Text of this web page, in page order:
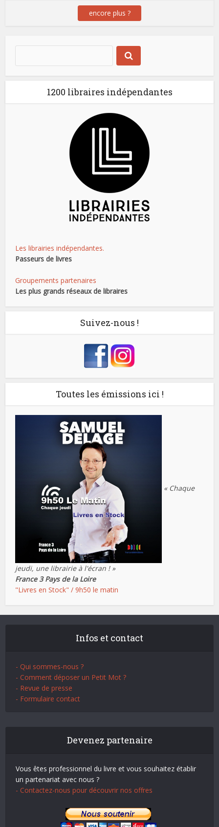
encore plus ?
1200 libraires indépendantes
Les librairies indépendantes.
Passeurs de livres
Groupements partenaires
Les plus grands réseaux de libraires
Suivez-nous !
Toutes les émissions ici !
« Chaque
jeudi, une librairie à l'écran ! »
France 3 Pays de la Loire
"Livres en Stock" / 9h50 le matin
Infos et contact
- Qui sommes-nous ?
- Comment déposer un Petit Mot ?
- Revue de presse
- Formulaire contact
Devenez partenaire
Vous êtes professionnel du livre et vous souhaitez établir
un partenariat avec nous ?
- Contactez-nous pour découvrir nos offres